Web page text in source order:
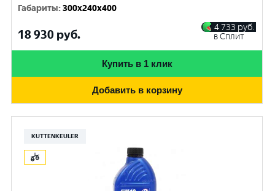
Габариты:300x240x400
18 930 руб.
4 733 руб.
в Сплит
Купить в 1 клик
Добавить в корзину
KUTTENKEULER